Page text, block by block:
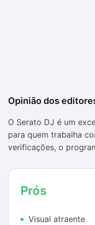
Opinião dos
O Serato DJ é um
para quem trabalha
verificações, o
mixagem ficam bem
dificuldades para
é um ponto
Prós
Visual atraente